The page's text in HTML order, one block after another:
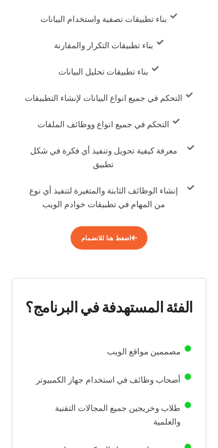
بناء تطبيقات تصفية واستخدام البيانات
بناء تطبيقات التكرار والمقارنة
بناء تطبيقات تحليل البيانات
التحكم في جميع انواع البيانات لإنشاء التطبيقات
التحكم في جميع انواع ووظائف الملفات
معرفة كيفية تحويل وتنفيذ أي فكرة في شكل
تطبيق
إنشاء الوظائف الثابتة والمتغيرة لتنفيذ أي نوع
من المهام في تطبيقات خوادم الويب
اضغط هنا للانضمام
الفئة المستهدفة في البرنامج؟
مصممين مواقع الويب
أصحاب وظائف في استخدام جهاز الكمبيوتر
طلاب وخريجين جميع المجالات التقنية
والعلمية